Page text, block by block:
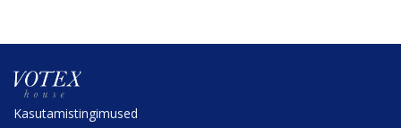
Kasuta­mis­tin­gi­mused